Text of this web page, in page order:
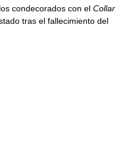
condecorados con el Collar
tras el fallecimiento del